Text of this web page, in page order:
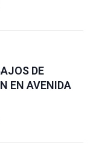
DE
EN AVENIDA